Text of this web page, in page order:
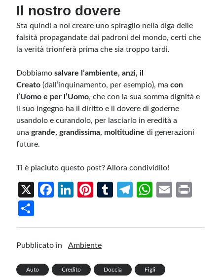
Il nostro dovere
Sta quindi a noi creare uno spiraglio nella diga delle
falsità propagandate dai padroni del mondo, certi che
la verità trionferà prima che sia troppo tardi.
Dobbiamosalvare l’ambiente, anzi, il
Creato (dall’inquinamento, per esempio), macon
l’Uomo e per l’Uomo, che con la sua somma dignità e
il suo ingegno ha il diritto e il dovere di goderne
usandolo e curandolo, per lasciarlo in eredità a
unagrande, grandissima, moltitudine di generazioni
future.
Ti è piaciuto questo post? Allora condividilo!
X
Fa
o
k
Li
n
Pi
t
T
Te
W
p
E
h
ar
Pubblicato in Ambiente
Auto Credito Doccia Figli